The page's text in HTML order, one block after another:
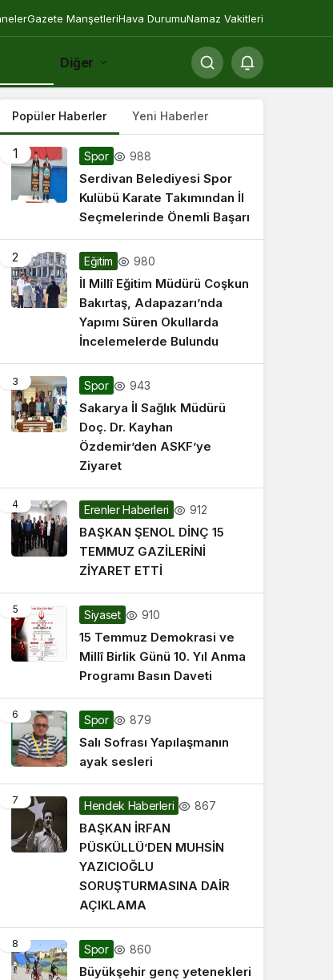
Gazete ManşetleriHava DurumuNamaz Vakitleri
Diğer
Popüler Haberler Yeni Haberler
1 Spor 988
Serdivan Belediyesi Spor
Kulübü Karate Takımından İl
Seçmelerinde Önemli Başarı
2 Eğitim 980
İl Millî Eğitim Müdürü Coşkun
Bakırtaş, Adapazarı’nda
Yapımı Süren Okullarda
İncelemelerde Bulundu
3 Spor 943
Sakarya İl Sağlık Müdürü
Doç. Dr. Kayhan
Özdemir’den ASKF’ye
Ziyaret
4 Erenler Haberleri 912
BAŞKAN ŞENOL DİNÇ 15
TEMMUZ GAZİLERİNİ
ZİYARET ETTİ
5 Siyaset 910
15 Temmuz Demokrasi ve
Millî Birlik Günü 10. Yıl Anma
Programı Basın Daveti
6 Spor 879
Salı Sofrası Yapılaşmanın
ayak sesleri
7 Hendek Haberleri 867
BAŞKAN İRFAN
PÜSKÜLLÜ’DEN MUHSİN
YAZICIOĞLU
SORUŞTURMASINA DAİR
AÇIKLAMA
8 Spor 860
Büyükşehir genç yetenekleri